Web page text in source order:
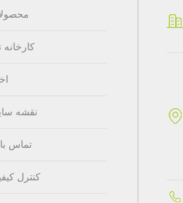
کارخانه
نقشه
تماس
کنترل